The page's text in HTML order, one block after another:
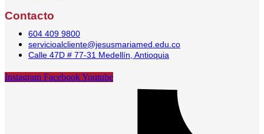
Contacto
604 409 9800
servicioalcliente@jesusmariamed.edu.co
Calle 47D # 77-31 Medellín, Antioquia
Instagram FacebookYoutube